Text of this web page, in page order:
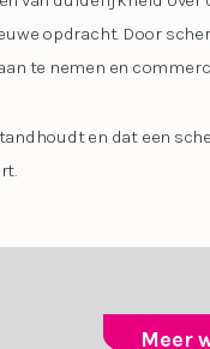
opdracht. Door
te nemen en
en dat een
Meer